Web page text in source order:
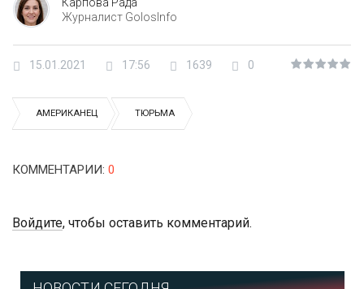
Журналист GolosInfo
15.01.2021 17:56 1639 0
АМЕРИКАНЕЦ ТЮРЬМА
КОММЕНТАРИИ: 0
Войдите, чтобы оставить комментарий.